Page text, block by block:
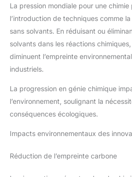
La pression mondiale pour une
l’introduction de techniques comme
sans solvants. En réduisant ou
solvants dans les réactions
diminuent l’empreinte
industriels.
La progression en génie chimique
l’environnement, soulignant la
conséquences écologiques.
Impacts environnementaux des
Réduction de l’empreinte carbone